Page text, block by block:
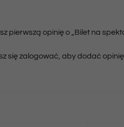
pierwszą opinię o „Bilet na
sięzalogować , aby dodać opinię.